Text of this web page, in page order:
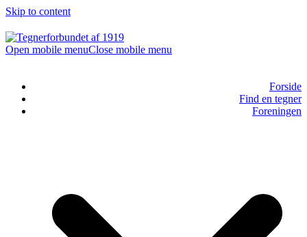
Skip to content
Open mobile menuClose mobile menu
Forside
Find en tegner
Foreningen